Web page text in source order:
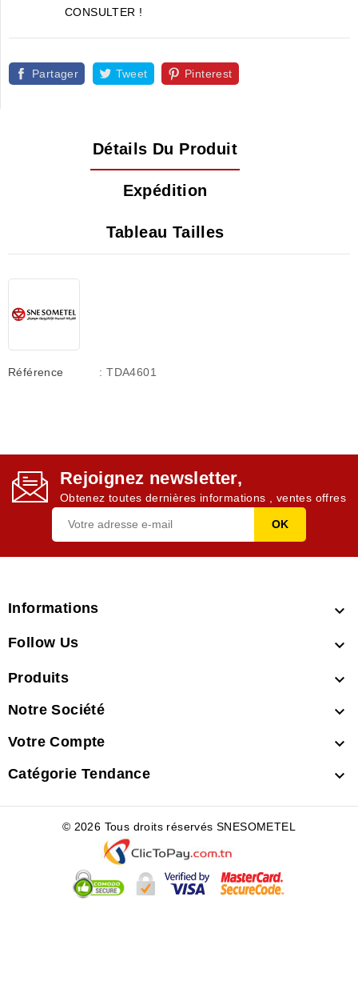
CONSULTER !
Partager Tweet Pinterest
Détails Du Produit
Expédition
Tableau Tailles
Référence : TDA4601
Rejoignez newsletter,
Obtenez toutes dernières informations , ventes offres
Informations 
Follow Us 
Produits 
Notre Société 
Votre Compte 
Catégorie Tendance 
© 2026 Tous droits réservés SNESOMETEL